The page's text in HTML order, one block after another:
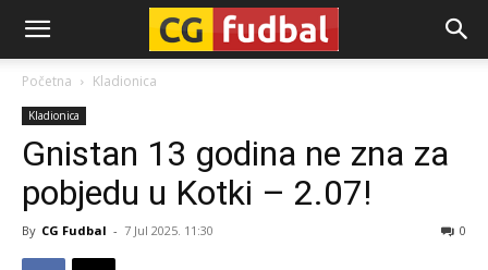
CG-
Fudbal
Početna Kladionica
Kladionica
Gnistan 13 godina ne zna za
pobjedu u Kotki – 2.07!
By CG Fudbal - 7 Jul 2025. 11:30 0